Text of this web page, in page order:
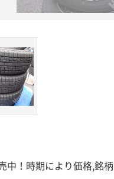
中！時期により価格,銘